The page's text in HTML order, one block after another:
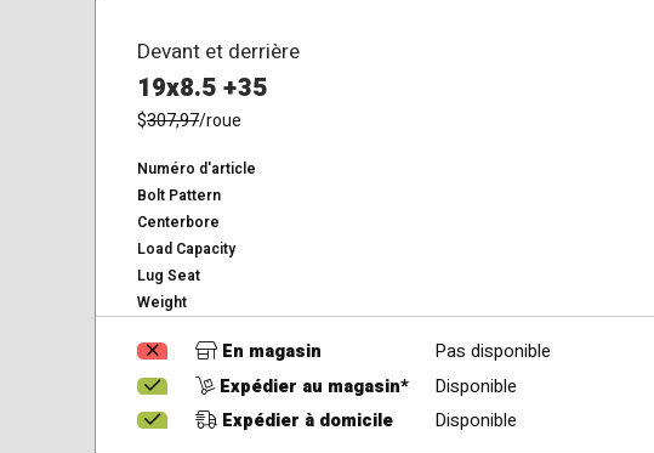
Devant et derrière
19x8.5 +35
$307,97/roue
Numéro d'article
Bolt Pattern
Centerbore
Load Capacity
Lug Seat
Weight
En magasin
Pas disponible
Expédier au magasin*
Disponible
Expédier à domicile
Disponible